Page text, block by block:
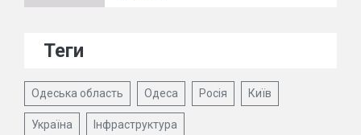
Теги
Одеська область Одеса Росія Київ
Україна Інфраструктура